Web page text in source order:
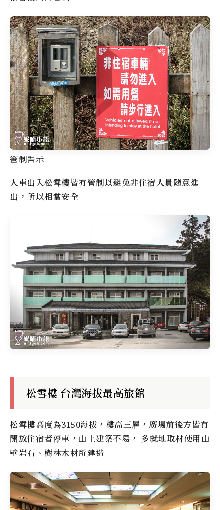
管制告示
人車出入松雪樓皆有管制以避免非住宿人員隨意進
出，所以相當安全
松雪樓 台灣海拔最高旅館
松雪樓高度為3150海拔，樓高三層，廣場前後方皆有
開放住宿者停車，山上建築不易， 多就地取材使用山
壁岩石、樹林木材所建造